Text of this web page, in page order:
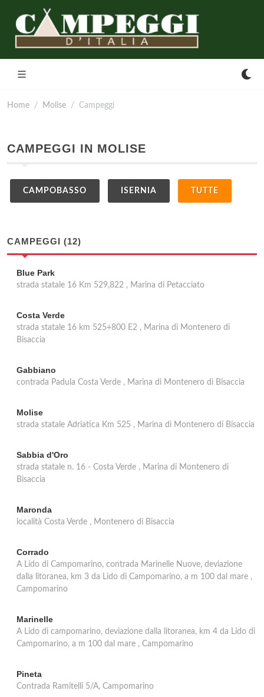
Home Molise Campeggi
CAMPEGGI IN MOLISE
CAMPOBASSO ISERNIA TUTTE
CAMPEGGI (12)
Blue Park
strada statale 16 Km 529,822 , Marina di Petacciato
Costa Verde
strada statale 16 km 525+800 E2 , Marina di Montenero di
Bisaccia
Gabbiano
contrada Padula Costa Verde , Marina di Montenero di Bisaccia
Molise
strada statale Adriatica Km 525 , Marina di Montenero di Bisaccia
Sabbia d'Oro
strada statale n. 16 - Costa Verde , Marina di Montenero di
Bisaccia
Maronda
località Costa Verde , Montenero di Bisaccia
Corrado
A Lido di Campomarino, contrada Marinelle Nuove, deviazione
dalla litoranea, km 3 da Lido di Campomarino, a m 100 dal mare ,
Campomarino
Marinelle
A Lido di campomarino, deviazione dalla litoranea, km 4 da Lido di
Campomarino, a m 100 dal mare , Campomarino
Pineta
Contrada Ramitelli 5/A, Campomarino